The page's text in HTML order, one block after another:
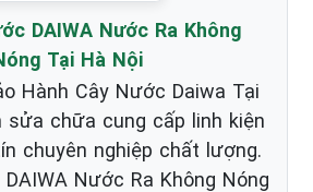
DAIWA Nước Ra Không
Tại Hà Nội
Hành Cây Nước Daiwa Tại
sửa chữa cung cấp linh kiện
chuyên nghiệp chất lượng.
Nước Ra Không Nóng